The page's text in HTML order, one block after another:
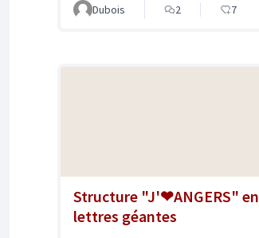
Dubois 2 7
Structure "J'❤ANGERS" en
lettres géantes